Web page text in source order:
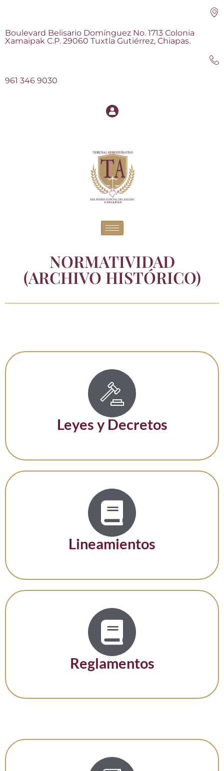
Boulevard Belisario Domínguez No. 1713 Colonia
Xamaipak C.P. 29060 Tuxtla Gutiérrez, Chiapas.
961 346 9030
NORMATIVIDAD
(ARCHIVO HISTÓRICO)
Leyes y Decretos
Lineamientos
Reglamentos